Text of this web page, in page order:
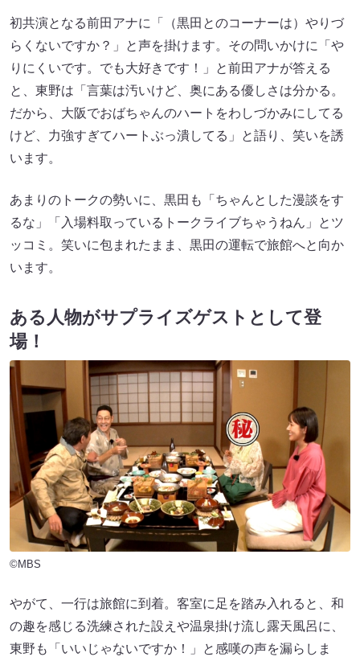
初共演となる前田アナに「（黒田とのコーナーは）やりづ
らくないですか？」と声を掛けます。その問いかけに「や
りにくいです。でも大好きです！」と前田アナが答える
と、東野は「言葉は汚いけど、奥にある優しさは分かる。
だから、大阪でおばちゃんのハートをわしづかみにしてる
けど、力強すぎてハートぶっ潰してる」と語り、笑いを誘
います。
あまりのトークの勢いに、黒田も「ちゃんとした漫談をす
るな」「入場料取っているトークライブちゃうねん」とツ
ッコミ。笑いに包まれたまま、黒田の運転で旅館へと向か
います。
ある人物がサプライズゲストとして登
場！
©MBS
やがて、一行は旅館に到着。客室に足を踏み入れると、和
の趣を感じる洗練された設えや温泉掛け流し露天風呂に、
東野も「いいじゃないですか！」と感嘆の声を漏らしま